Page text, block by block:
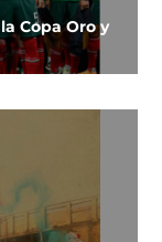
Copa Oro y